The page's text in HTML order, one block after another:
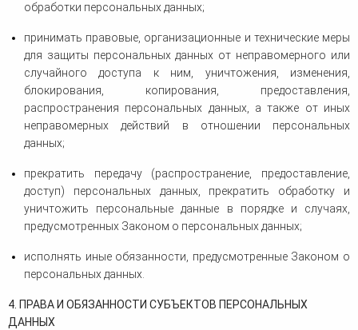
обработки персональных данных;
принимать правовые, организационные и технические меры
для защиты персональных данных от неправомерного или
случайного доступа к ним, уничтожения, изменения,
блокирования, копирования, предоставления,
распространения персональных данных, а также от иных
неправомерных действий в отношении персональных
данных;
прекратить передачу (распространение, предоставление,
доступ) персональных данных, прекратить обработку и
уничтожить персональные данные в порядке и случаях,
предусмотренных Законом о персональных данных;
исполнять иные обязанности, предусмотренные Законом о
персональных данных.
4. ПРАВА И ОБЯЗАННОСТИ СУБЪЕКТОВ ПЕРСОНАЛЬНЫХ
ДАННЫХ